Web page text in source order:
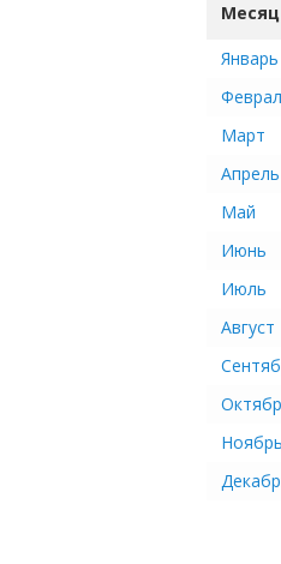
Месяц
Январь
Март
Апрель
Май
Июнь
Июль
Август
Ноябрь